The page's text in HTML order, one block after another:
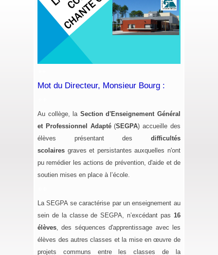
Mot du Directeur, Monsieur Bourg :
Au collège, la Section d'Enseignement Général
et Professionnel Adapté(SEGPA) accueille des
élèves présentant des difficultés
scolaires graves et persistantes auxquelles n'ont
pu remédier les actions de prévention, d'aide et de
soutien mises en place à l’école.
La SEGPA se caractérise par un enseignement au
sein de la classe deSEGPA , n’excédant pas 16
élèves , des séquences d'apprentissage avec les
élèves des autres classes et la mise en œuvre de
projets communs entre les classes de la